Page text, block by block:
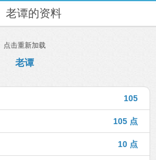
老谭的资料
点击重新加载
老谭
105
105 点
10 点